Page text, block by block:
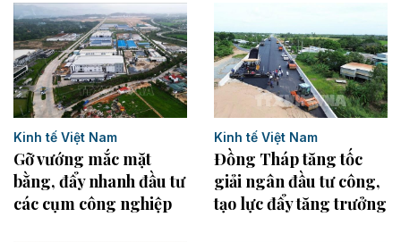
Kinh tế Việt Nam
Gỡ vướng mắc mặt
bằng, đẩy nhanh đầu tư
các cụm công nghiệp
Kinh tế Việt Nam
Đồng Tháp tăng tốc
giải ngân đầu tư công,
tạo lực đẩy tăng trưởng